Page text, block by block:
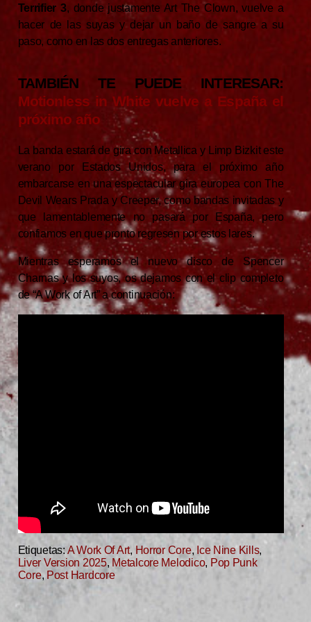
Terrifier 3, donde justamente Art The Clown, vuelve a
hacer de las suyas y dejar un baño de sangre a su
paso, como en las dos entregas anteriores.
TAMBIÉN TE PUEDE INTERESAR:
Motionless in White vuelve a España el
próximo año
La banda estará de gira con Metallica y Limp Bizkit este
verano por Estados Unidos, para el próximo año
embarcarse en una espectacular gira europea con The
Devil Wears Prada y Creeper, como bandas invitadas y
que lamentablemente no pasará por España, pero
confiamos en que pronto regresen por estos lares.
Mientras esperamos el nuevo disco de Spencer
Charnas y los suyos, os dejamos con el clip completo
de “A Work of Art” a continuación:
Etiquetas:A Work Of Art, Horror Core, Ice Nine Kills,
Liver Version 2025, Metalcore Melodico, Pop Punk
Core, Post Hardcore